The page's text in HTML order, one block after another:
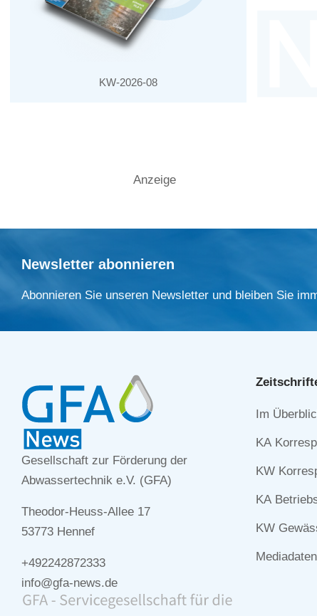
KW-2026-08
Anzeige
Newsletter abonnieren
Abonnieren Sie unseren Newsletter und bleiben Sie
Gesellschaft zur Förderung der
Abwassertechnik e.V. (GFA)
Theodor-Heuss-Allee 17
53773 Hennef
+492242872333
info@gfa-news.de
Navigation
Im
KA
KW
KA
KW
Mediadaten